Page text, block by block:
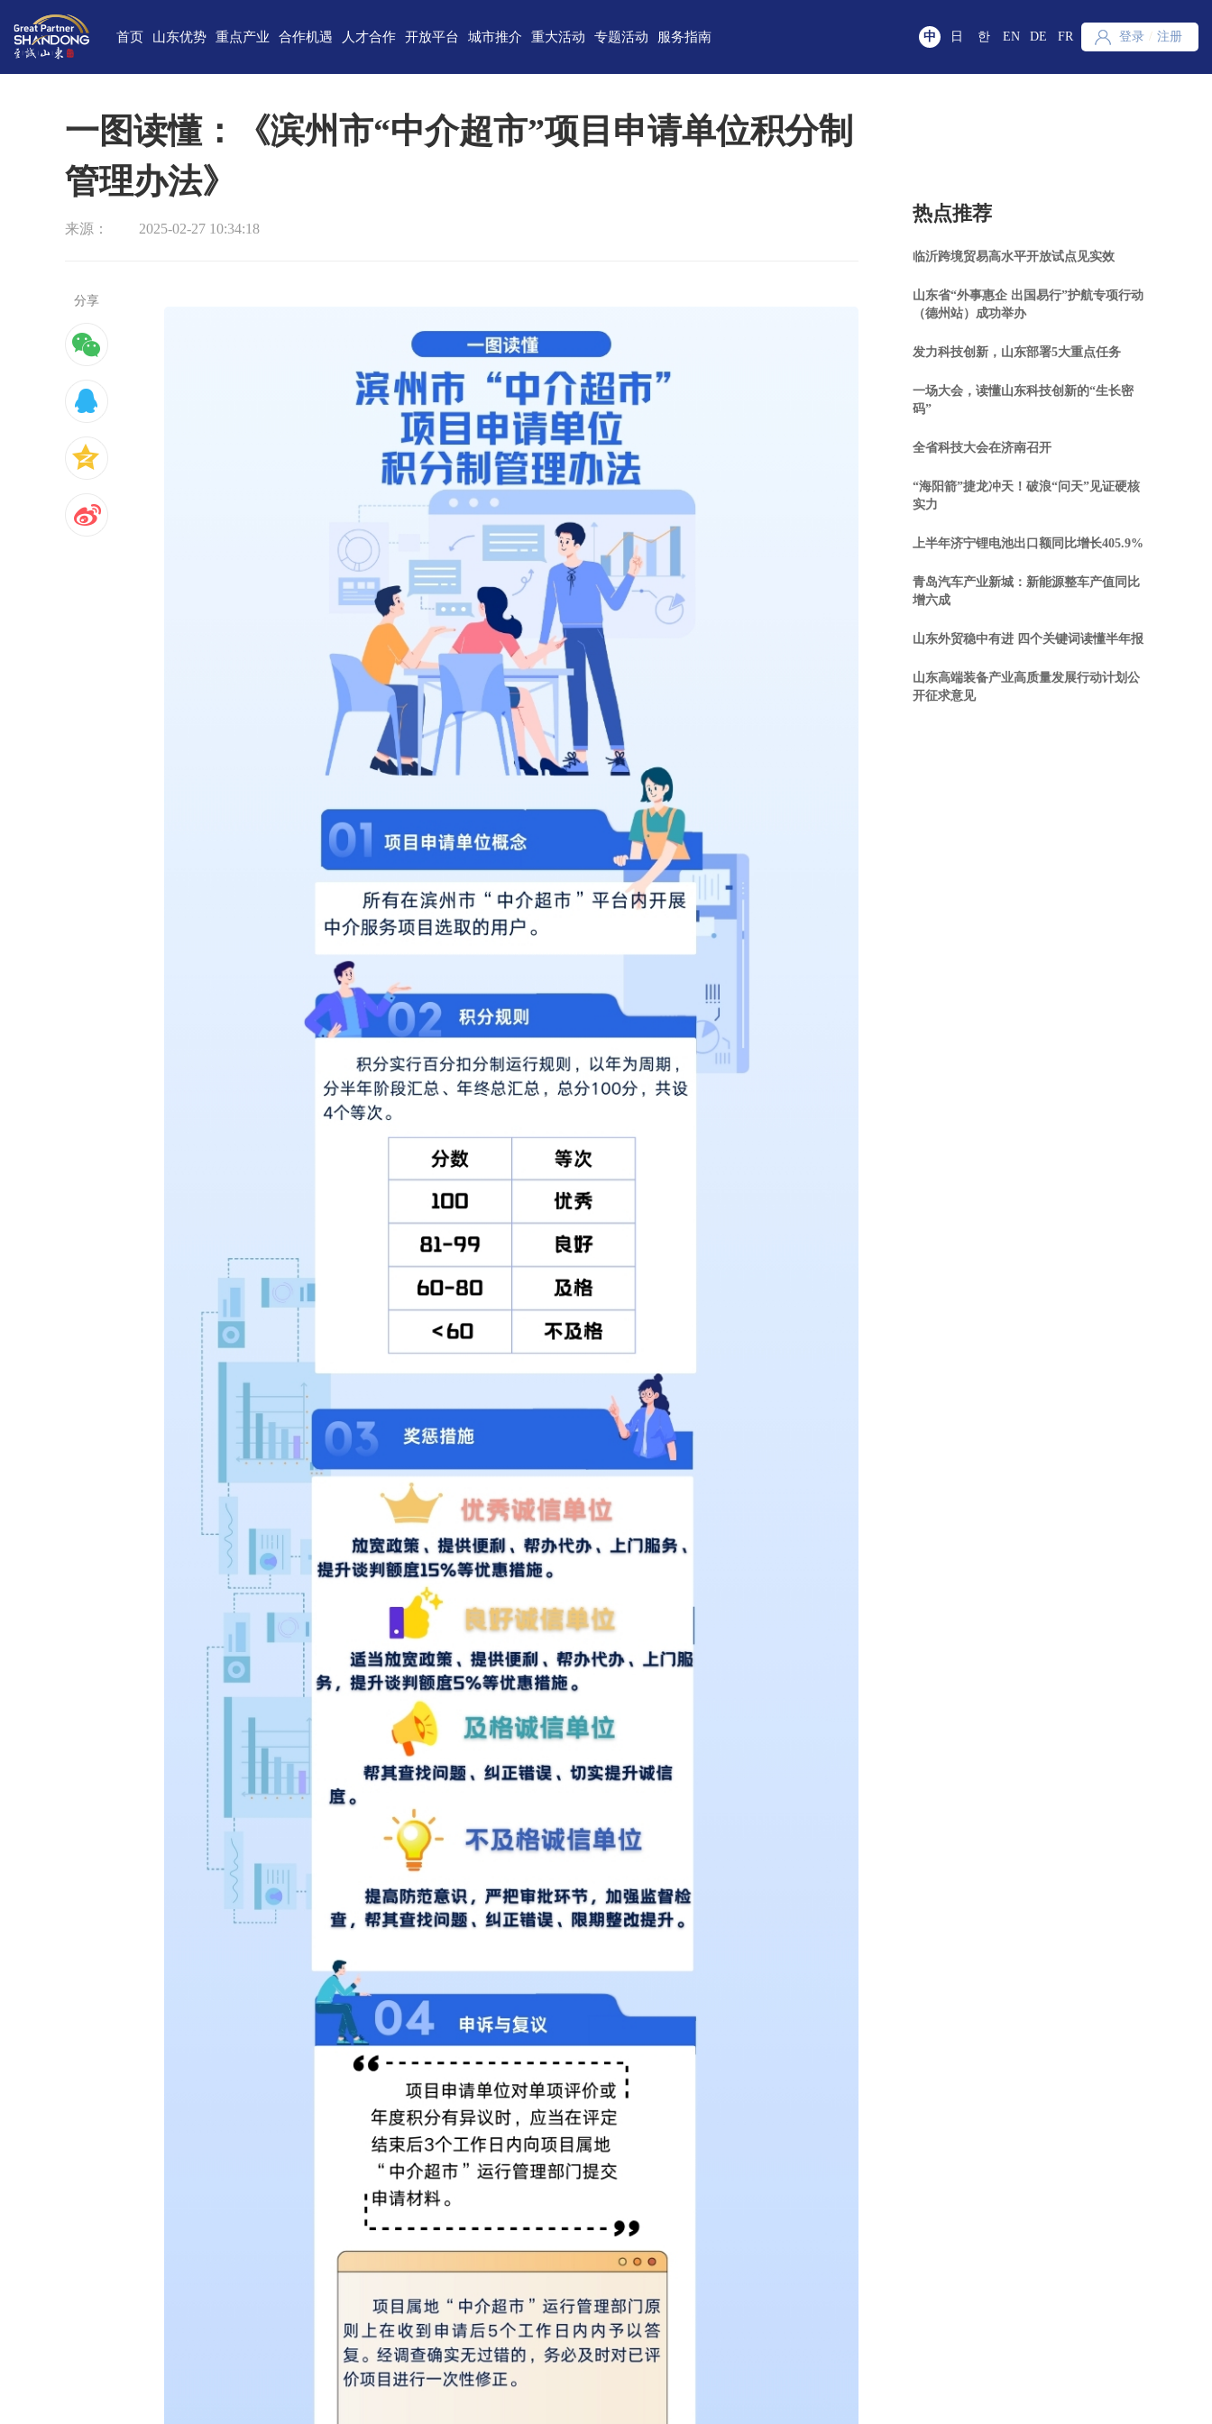
首页 山东优势
独特的区位优势
雄厚的经济基础
完备的产业体系
蓬勃的海洋经济
重点产业
新一代信息技术 高端装备
新能源 新材料
现代海洋 医养健康
高端化工
合作机遇
合作项目库
重点外资项目跟踪推进平台
人才合作
人才需求
最新招聘
开放平台
中国(山东)自由贸易试验区
高新技术产业开发区
经济（技术）开发区
城市推介
济南 青岛
淄博 枣庄
东营 烟台
重大活动 专题活动
重点区域招商
直播山东
云招商
服务指南
政务服务
联络我们
意见建议
中 日 한 EN DE FR 登录 / 注册
一图读懂：《滨州市“中介超市”项目申请单位积分制
管理办法》
来源： 2025-02-27 10:34:18
分享
热点推荐
临沂跨境贸易高水平开放试点见实效
山东省“外事惠企 出国易行”护航专项行动
（德州站）成功举办
发力科技创新，山东部署5大重点任务
一场大会，读懂山东科技创新的“生长密
码”
全省科技大会在济南召开
“海阳箭”捷龙冲天！破浪“问天”见证硬核
实力
上半年济宁锂电池出口额同比增长405.9%
青岛汽车产业新城：新能源整车产值同比
增六成
山东外贸稳中有进 四个关键词读懂半年报
山东高端装备产业高质量发展行动计划公
开征求意见